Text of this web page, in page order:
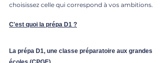
choisissez celle qui correspond à vos ambitions.
C'est quoi la prépa D1 ?
La prépa D1, une classe préparatoire aux grandes